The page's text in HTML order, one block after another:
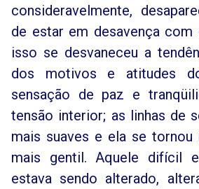
consideravelmente,
de estar em desavença
isso se desvaneceu a
dos motivos e atitudes
sensação de paz e
tensão interior; as linhas de
mais suaves e ela se
mais gentil. Aquele difícil
estava sendo alterado,